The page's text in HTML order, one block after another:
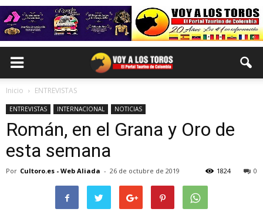
Inicio ENTREVISTAS
ENTREVISTAS INTERNACIONAL NOTICIAS
Román, en el Grana y Oro de
esta semana
Por Cultoro.es - Web Aliada - 26 de octubre de 2019 0
1824